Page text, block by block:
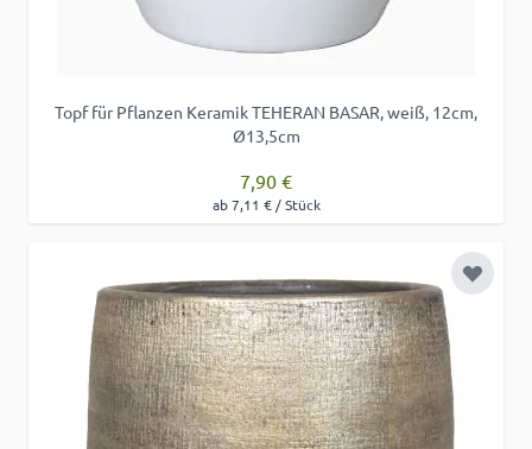
Topf für Pflanzen Keramik TEHERAN BASAR, weiß, 12cm,
Ø13,5cm
7,90 €
ab 7,11 € / Stück
Zur